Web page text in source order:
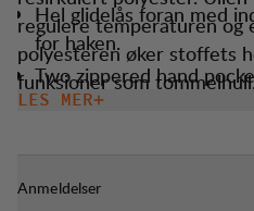
regulere temperaturen og
polyesteren øker stoffets
funksjoner som
og en atletisk passform,
dine bestrebelser.
Hel glidelås foran med
for haken.
Two zippered hand
Tommelhull for større
LES MER
Anmeldelser